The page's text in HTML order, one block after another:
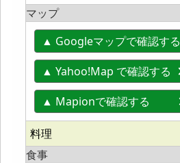
マップ
▲ Googleマップで確認する
▲ Yahoo!Map で確認する
▲ Mapionで確認する
料理
食事